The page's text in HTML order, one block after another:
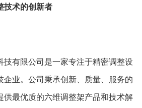
技术的创新者
技有限公司是一家专注于精密调整设
企业。公司秉承创新、质量、服务的
供最优质的六维调整架产品和技术解